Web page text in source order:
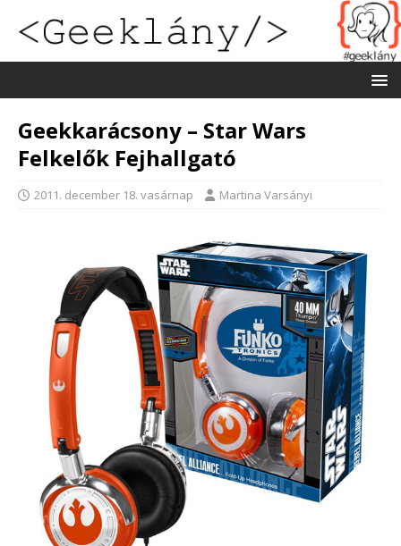
Geekkarácsony – Star Wars
Felkelők Fejhallgató
2011. december 18. vasárnap Martina Varsányi